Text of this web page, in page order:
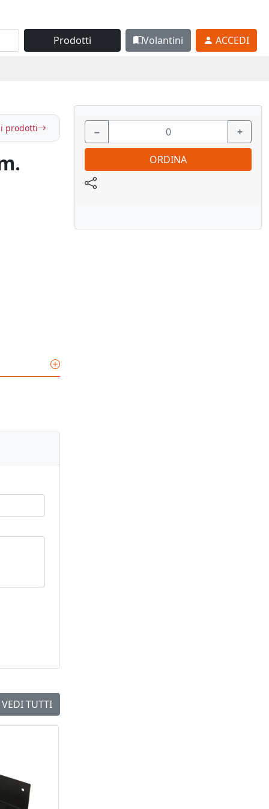
Prodotti Volantini ACCEDI
prodotti − +
ORDINA
VEDI TUTTI